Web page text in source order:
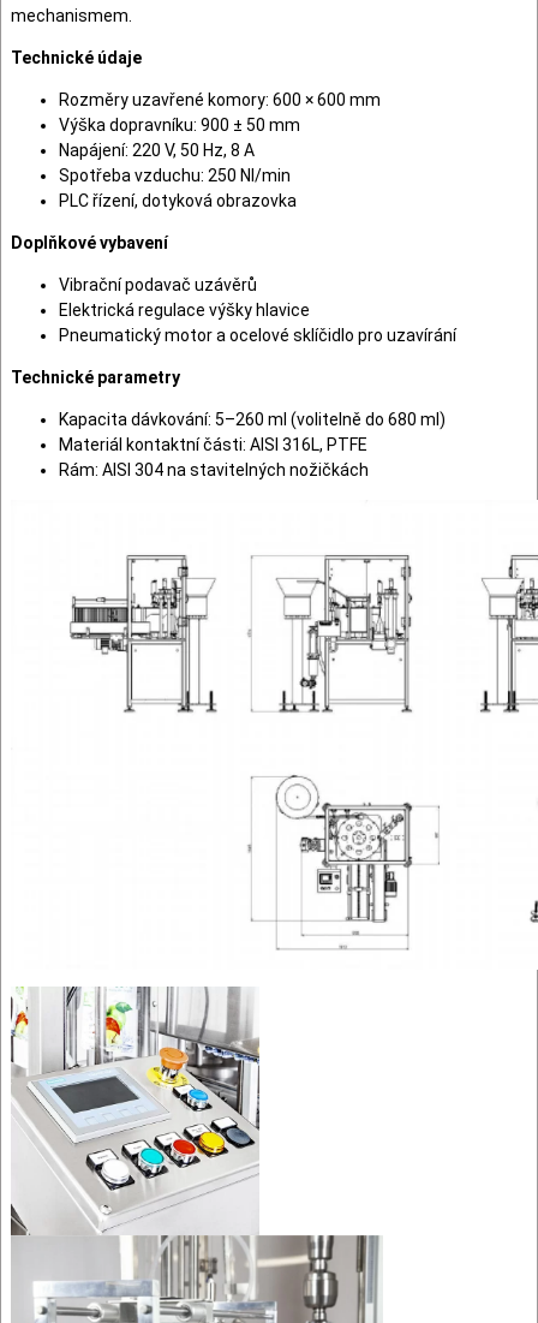
mechanismem.
Technické údaje
Rozměry uzavřené komory: 600 × 600 mm
Výška dopravníku: 900 ± 50 mm
Napájení: 220 V, 50 Hz, 8 A
Spotřeba vzduchu: 250 Nl/min
PLC řízení, dotyková obrazovka
Doplňkové vybavení
Vibrační podavač uzávěrů
Elektrická regulace výšky hlavice
Pneumatický motor a ocelové sklíčidlo pro uzavírání
Technické parametry
Kapacita dávkování: 5–260 ml (volitelně do 680 ml)
Materiál kontaktní části: AISI 316L, PTFE
Rám: AISI 304 na stavitelných nožičkách